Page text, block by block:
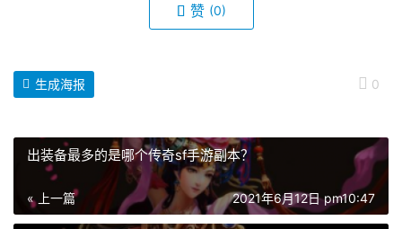
赞 (0)
0
生成海报
出装备最多的是哪个传奇sf手游副本？
« 上一篇 2021年6月12日 pm10:47